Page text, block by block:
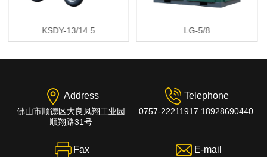
KSDY-13/14.5 LG-5/8
Address
佛山市顺德区大良凤翔工业园
顺翔路31号
Telephone
0757-22211917 18928690440
Fax E-mail